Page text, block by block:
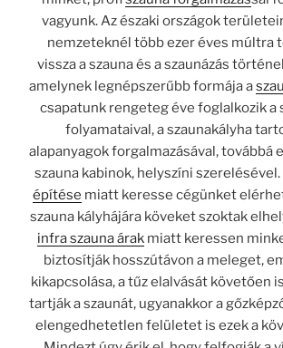
vagyunk. Az északi országok
nemzeteknél több ezer éves múltra
vissza a szauna és a szaunázás
amelynek legnépszerűbb formája a
csapatunk rengeteg éve foglalkozik a
folyamataival, a szaunakályha
alapanyagok forgalmazásával, továbbá
szauna kabinok, helyszíni szerelésével.
építése miatt keresse cégünket
szauna kályhájára köveket szoktak
infra szauna árak miatt keressen
biztosítják hosszútávon a meleget,
kikapcsolása, a tűz elalvását követően
tartják a szaunát, ugyanakkor a
elengedhetetlen felületet is ezek a